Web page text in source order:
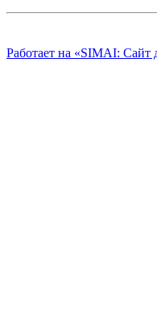
Работает на «SIMAI: Сайт